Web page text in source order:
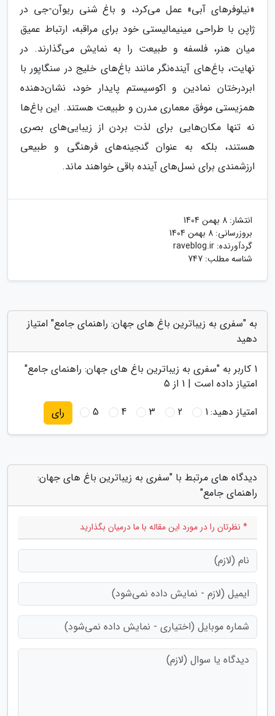
«نیلوفرهای آبی» عمل می‌کرد، و باغ شنی ریوآن-جی در
ژاپن با طراحی مینیمالیستی خود برای مراقبه، ارتباط عمیق
میان هنر، فلسفه و طبیعت را به نمایش می‌گذارند. در
نهایت، باغ‌های آینده‌نگر مانند باغ‌های خلیج در سنگاپور با
ابردرختان نمادین و اکوسیستم پایدار خود، نشان‌دهنده
همزیستی موفق معماری مدرن و طبیعت هستند. این باغ‌ها
نه تنها مکان‌هایی برای لذت بردن از زیبایی‌های بصری
هستند، بلکه به عنوان گنجینه‌های فرهنگی و طبیعی
ارزشمندی برای نسل‌های آینده باقی خواهند ماند.
انتشار: 8 بهمن 1404
بروزرسانی: 8 بهمن 1404
گردآورنده: raveblog.ir
شناسه مطلب: 747
به "سفری به زیباترین باغ های جهان: راهنمای جامع" امتیاز
دهید
1 کاربر به "سفری به زیباترین باغ های جهان: راهنمای جامع"
امتیاز داده است | 1 از 5
امتیاز دهید:1
2
3
4
5 رای
دیدگاه های مرتبط با "سفری به زیباترین باغ های جهان:
راهنمای جامع"
* نظرتان را در مورد این مقاله با ما درمیان بگذارید